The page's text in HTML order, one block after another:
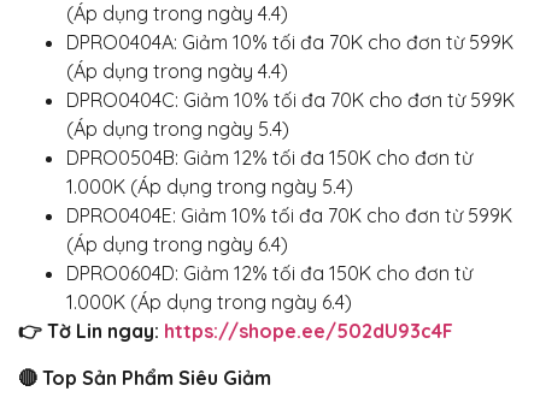
(Áp dụng trong ngày 4.4)
DPRO0404A: Giảm 10% tối đa 70K cho đơn từ 599K
(Áp dụng trong ngày 4.4)
DPRO0404C: Giảm 10% tối đa 70K cho đơn từ 599K
(Áp dụng trong ngày 5.4)
DPRO0504B: Giảm 12% tối đa 150K cho đơn từ
1.000K (Áp dụng trong ngày 5.4)
DPRO0404E: Giảm 10% tối đa 70K cho đơn từ 599K
(Áp dụng trong ngày 6.4)
DPRO0604D: Giảm 12% tối đa 150K cho đơn từ
1.000K (Áp dụng trong ngày 6.4)
👉 Tờ Lin ngay: https://shope.ee/502dU93c4F
🔴 Top Sản Phẩm Siêu Giảm